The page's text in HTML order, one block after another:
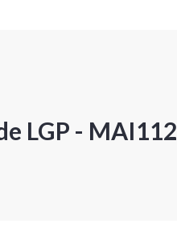
LGP - MAI112